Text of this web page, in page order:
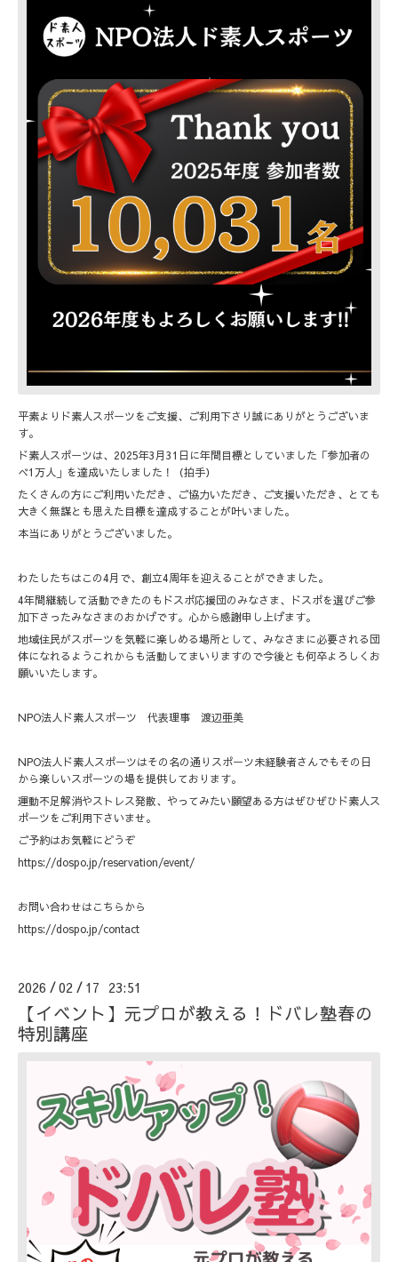
平素よりド素人スポーツをご支援、ご利用下さり誠にありがとうございま
す。
ド素人スポーツは、2025年3月31日に年間目標としていました「参加者の
べ1万人」を達成いたしました！（拍手）
たくさんの方にご利用いただき、ご協力いただき、ご支援いただき、とても
大きく無謀とも思えた目標を達成することが叶いました。
本当にありがとうございました。
わたしたちはこの4月で、創立4周年を迎えることができました。
4年間継続して活動できたのもドスポ応援団のみなさま、ドスポを選びご参
加下さったみなさまのおかげです。心から感謝申し上げます。
地域住民がスポーツを気軽に楽しめる場所として、みなさまに必要される団
体になれるようこれからも活動してまいりますので今後とも何卒よろしくお
願いいたします。
NPO法人ド素人スポーツ 代表理事 渡辺亜美
NPO法人ド素人スポーツはその名の通りスポーツ未経験者さんでもその日
から楽しいスポーツの場を提供しております。
運動不足解消やストレス発散、やってみたい願望ある方はぜひぜひド素人ス
ポーツをご利用下さいませ。
ご予約はお気軽にどうぞ
https://dospo.jp/reservation/event/
お問い合わせはこちらから
https://dospo.jp/contact
2026 /02 / 17 23:51
【イベント】元プロが教える！ドバレ塾春の
特別講座